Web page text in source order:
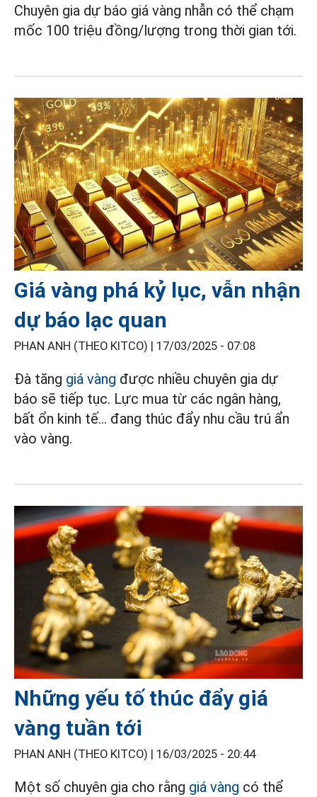
Chuyên gia dự báo giá vàng nhẫn có thể chạm
mốc 100 triệu đồng/lượng trong thời gian tới.
Giá vàng phá kỷ lục, vẫn nhận
dự báo lạc quan
PHAN ANH (THEO KITCO) | 17/03/2025 - 07:08
Đà tăng giá vàng được nhiều chuyên gia dự
báo sẽ tiếp tục. Lực mua từ các ngân hàng,
bất ổn kinh tế... đang thúc đẩy nhu cầu trú ẩn
vào vàng.
Những yếu tố thúc đẩy giá
vàng tuần tới
PHAN ANH (THEO KITCO) | 16/03/2025 - 20:44
Một số chuyên gia cho rằng giá vàng có thể